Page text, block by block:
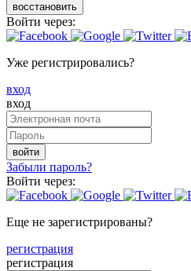
восстановить
Войти через:
Уже регистрировались?
вход
вход
войти
Забыли пароль?
Войти через:
Еще не зарегистрированы?
регистрация
регистрация